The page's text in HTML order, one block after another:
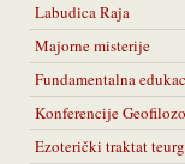
Labudica Raja
Majorne misterije
Fundamentalna
Konferencije
Ezoterički traktat